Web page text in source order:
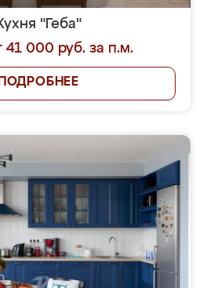
"Геба"
41 000 руб. за п.м.
ПОДРОБНЕЕ